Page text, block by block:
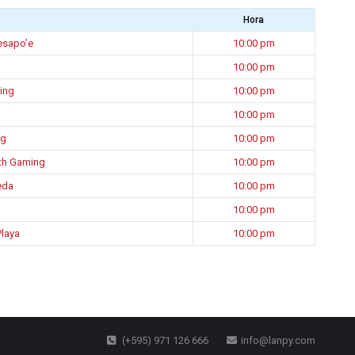
Hora
10:00 pm
10:00 pm
10:00 pm
10:00 pm
10:00 pm
Gaming
10:00 pm
10:00 pm
10:00 pm
10:00 pm
(+595) 971 126 666 info@lanpy.com